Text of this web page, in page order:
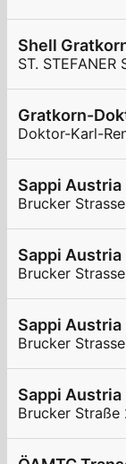
Shell
ST. STEFANER
Gratkorn-
Doktor-Karl-
Sappi Austria
Brucker
Sappi Austria
Brucker
Sappi
Brucker
Sappi Austria
Brucker Straße